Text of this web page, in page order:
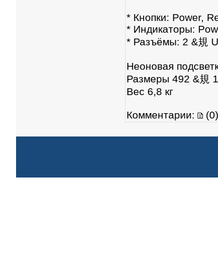
* Кнопки: Power,
* Индикаторы:
* Разъёмы: 2 &規
Неоновая
Размеры 492 &規
Вес 6,8 кг
Комментарии: (0)